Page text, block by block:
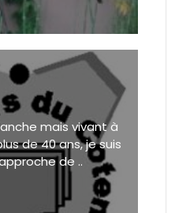
mais vivant à
de 40 ans, je suis
de ..